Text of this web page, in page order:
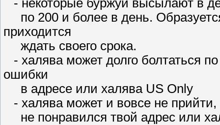
- некоторые буржуи высылают в
по 200 и более в день.
приходится
ждать своего срока.
- халява может долго болтаться
ошибки
в адресе или халява US Only
- халява может и вовсе не
не понравился твой адрес или